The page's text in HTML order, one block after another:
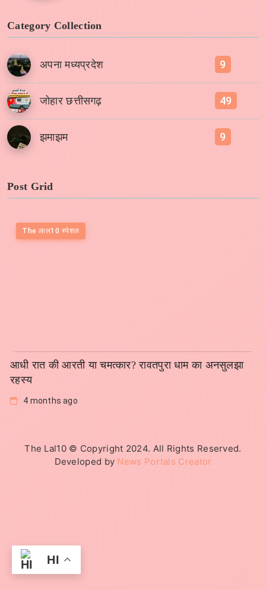
Category Collection
अपना मध्यप्रदेश 9
जोहार छत्तीसगढ़ 49
झमाझम 9
Post Grid
The लाल10 स्पेशल
आधी रात की आरती या चमत्कार? रावतपुरा धाम का अनसुलझा
रहस्य
4 months ago
The Lal10 © Copyright 2024. All Rights Reserved.
Developed by News Portals Creator
HI